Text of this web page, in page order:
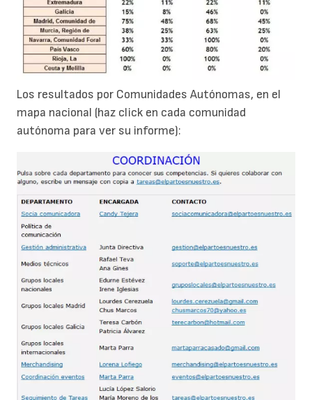
Los resultados por Comunidades Autónomas, en el
mapa nacional (haz click en cada comunidad
autónoma para ver su informe):